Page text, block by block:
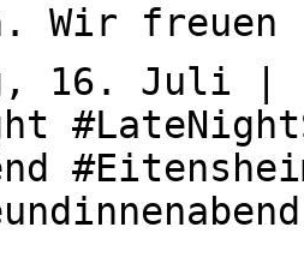
Wir freuen
16. Juli |